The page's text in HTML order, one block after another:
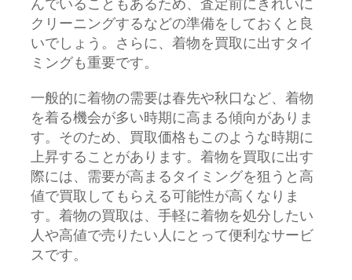
んでいることもあるため、査定前にきれいに
クリーニングするなどの準備をしておくと良
いでしょう。さらに、着物を買取に出すタイ
ミングも重要です。
一般的に着物の需要は春先や秋口など、着物
を着る機会が多い時期に高まる傾向がありま
す。そのため、買取価格もこのような時期に
上昇することがあります。着物を買取に出す
際には、需要が高まるタイミングを狙うと高
値で買取してもらえる可能性が高くなりま
す。着物の買取は、手軽に着物を処分したい
人や高値で売りたい人にとって便利なサービ
スです。